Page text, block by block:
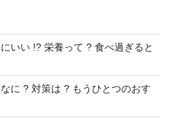
いい !? 栄養って ? 食べ過ぎると
に ? 対策は ? もうひとつのおす